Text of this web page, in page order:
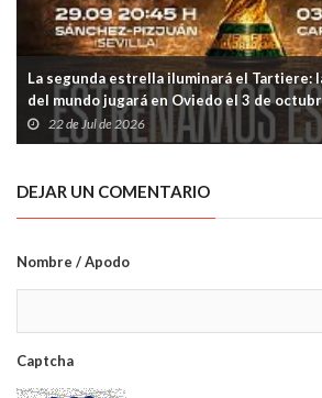
La segunda estrella iluminará el Tartiere:
del mundo jugará en Oviedo el 3 de
22 de Jul de 2026
DEJAR UN COMENTARIO
Nombre / Apodo
Captcha